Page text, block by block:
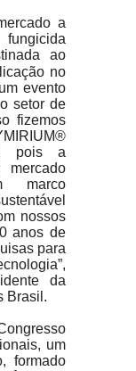
a
ao
no
evento
setor de
fizemos
pois a
marco
nossos
anos de
para
da
Brasil.
um
formado